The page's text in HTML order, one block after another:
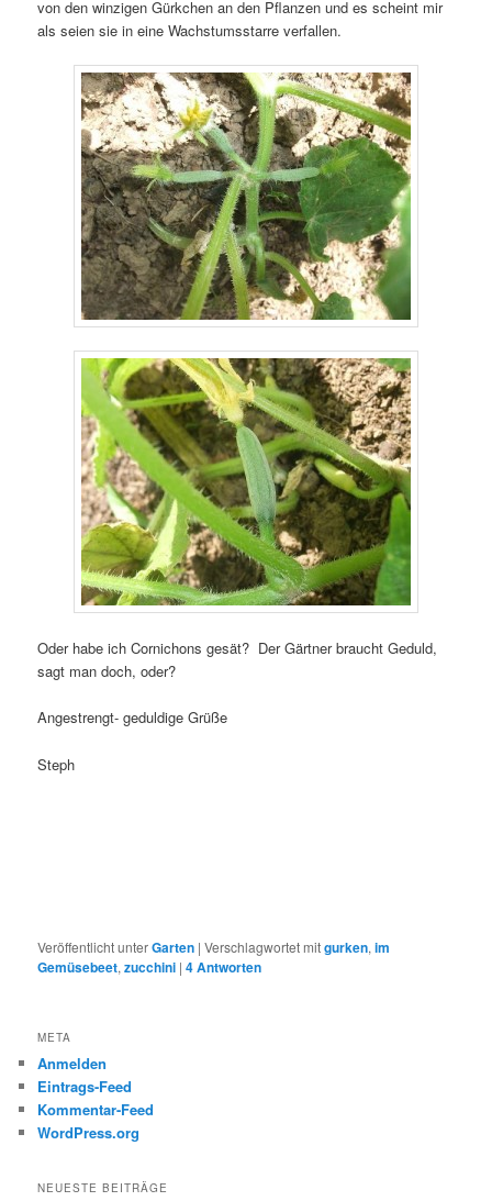
von den winzigen Gürkchen an den Pflanzen und es scheint mir
als seien sie in eine Wachstumsstarre verfallen.
Oder habe ich Cornichons gesät? Der Gärtner braucht Geduld,
sagt man doch, oder?
Angestrengt- geduldige Grüße
Steph
Veröffentlicht unterGarten |Verschlagwortet mitgurken,im
Gemüsebeet,zucchini |4Antworten
META
Anmelden
Eintrags-Feed
Kommentar-Feed
WordPress.org
NEUESTE BEITRÄGE